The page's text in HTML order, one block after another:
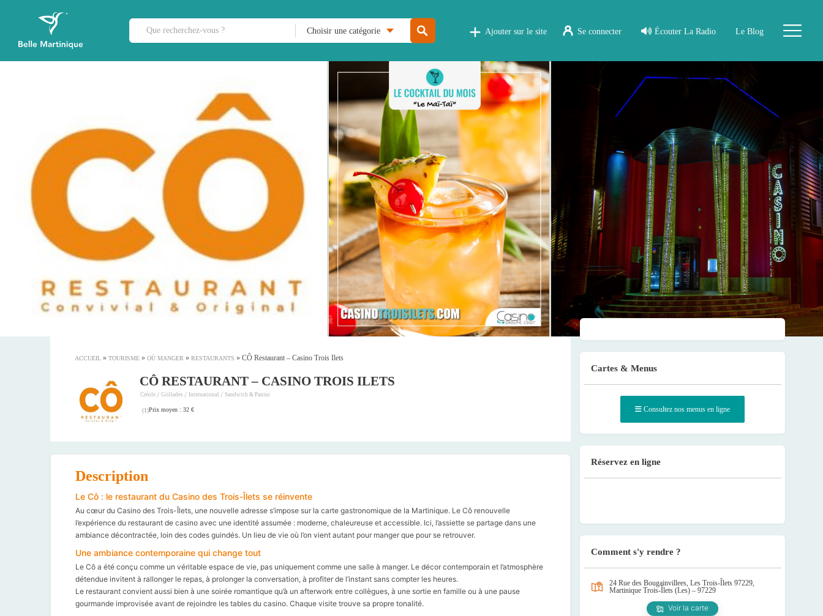
Choisir une catégorie Ajouter sur le site Se connecter Écouter La Radio Le Blog
ACCUEIL » TOURISME » OÙ MANGER » RESTAURANTS » CÔ Restaurant – Casino Trois Ilets
CÔ RESTAURANT – CASINO TROIS ILETS
Créole /Grillades / International /Sandwich & Panini
(1)Prix moyen : 32 €
Description
Le Cô : le restaurant du Casino des Trois-Îlets se réinvente
Au cœur du Casino des Trois-Îlets, une nouvelle adresse s’impose sur la carte gastronomique de la Martinique. Le Cô renouvelle
l’expérience du restaurant de casino avec une identité assumée : moderne, chaleureuse et accessible. Ici, l’assiette se partage dans une
ambiance décontractée, loin des codes guindés. Un lieu de vie où l’on vient autant pour manger que pour se retrouver.
Une ambiance contemporaine qui change tout
Le Cô a été conçu comme un véritable espace de vie, pas uniquement comme une salle à manger. Le décor contemporain et l’atmosphère
détendue invitent à rallonger le repas, à prolonger la conversation, à profiter de l’instant sans compter les heures.
Le restaurant convient aussi bien à une soirée romantique qu’à un afterwork entre collègues, à une sortie en famille ou à une pause
gourmande improvisée avant de rejoindre les tables du casino. Chaque visite trouve sa propre tonalité.
Cartes & Menus
Consultez nos menus en ligne
Réservez en ligne
Comment s'y rendre ?
24 Rue des Bougainvillees, Les Trois-Îlets 97229,
Martinique Trois-Îlets (Les) – 97229
Voir la carte